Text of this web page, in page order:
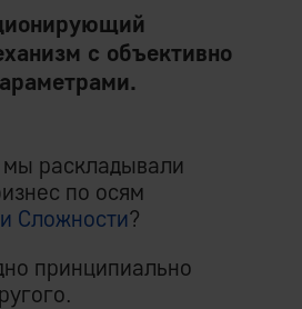
с объективно
раскладывали
по осям
Сложности?
принципиально